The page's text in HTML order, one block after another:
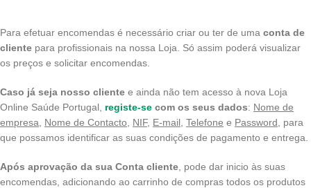
Para efetuar encomendas é necessário criar ou ter de uma conta de
cliente para profissionais na nossa Loja. Só assim poderá visualizar
os preços e solicitar encomendas.
Caso já seja nosso cliente e ainda não tem acesso à nova Loja
Online Saúde Portugal, registe-se com os seus dados: Nome de
empresa, Nome de Contacto, NIF, E-mail, Telefone e Password, para
que possamos identificar as suas condições de pagamento e entrega.
Após aprovação da sua Conta cliente, pode dar inicio às suas
encomendas, adicionando ao carrinho de compras todos os produtos